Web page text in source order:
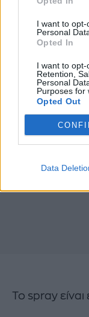
I want to
Personal
Opted In
I want to opt-
Retention,
Personal
Purposes for
Opted Out
Data
Το spray είναι